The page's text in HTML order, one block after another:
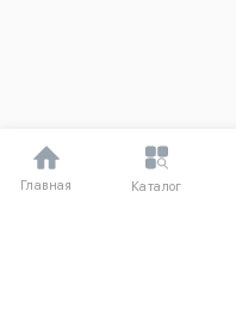
Главная Каталог